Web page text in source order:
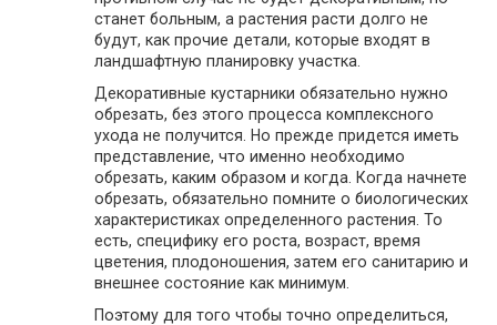
станет больным, а растения расти долго не
будут, как прочие детали, которые входят в
ландшафтную планировку участка.
Декоративные кустарники обязательно нужно
обрезать, без этого процесса комплексного
ухода не получится. Но прежде придется иметь
представление, что именно необходимо
обрезать, каким образом и когда. Когда начнете
обрезать, обязательно помните о биологических
характеристиках определенного растения. То
есть, специфику его роста, возраст, время
цветения, плодоношения, затем его санитарию и
внешнее состояние как минимум.
Поэтому для того чтобы точно определиться,